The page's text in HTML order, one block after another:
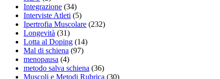
Integrazione (34)
Interviste Atleti (5)
Ipertrofia Muscolare (232)
Longevità (31)
Lotta al Doping (14)
Mal di schiena (97)
menopausa (4)
metodo salva schiena (36)
Muscoli e Metodi Rubrica (30)